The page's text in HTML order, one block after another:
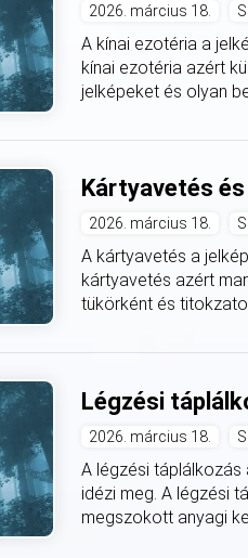
2026. március 18.
A kínai ezotéria a
kínai ezotéria azért
jelképeket és olyan
Kártyavetés
2026. március 18.
A kártyavetés a
kártyavetés azért
tükörként és
Légzési
2026. március 18.
A légzési
idézi meg. A légzési
megszokott anyagi